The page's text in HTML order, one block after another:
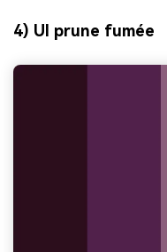
4) UI prune fumée